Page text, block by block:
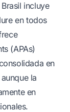
incluye
en todos
(APAs)
en
la
en